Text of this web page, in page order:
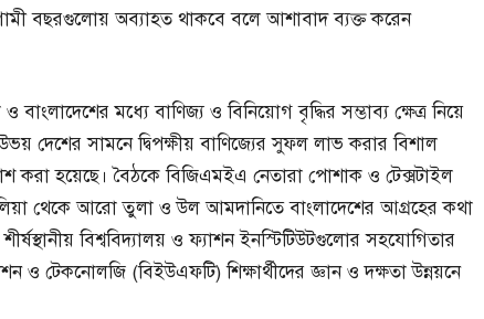
বছরগুলোয় অব্যাহত থাকবে বলে আশাবাদ ব্যক্ত করেন
মধ্যে বাণিজ্য ও বিনিয়োগ বৃদ্ধির সম্ভাব্য ক্ষেত্র নিয়ে
দেশের সামনে দ্বিপক্ষীয় বাণিজ্যের সুফল লাভ করার বিশাল
করা হয়েছে। বৈঠকে বিজিএমইএ নেতারা পোশাক ও টেক্সটাইল
থেকে আরো তুলা ও উল আমদানিতে বাংলাদেশের আগ্রহের কথা
বিশ্ববিদ্যালয় ও ফ্যাশন ইনস্টিটিউটগুলোর সহযোগিতার
ও টেকনোলজি (বিইউএফটি) শিক্ষার্থীদের জ্ঞান ও দক্ষতা উন্নয়নে